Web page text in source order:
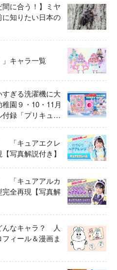
間に合う！】ミヤ
知りたい日本の
」キャラ一覧
ぎる洗濯機に大
園９・10・11月
録「プリキュ
」
「キュアエクレ
写真解説付き】
「キュアアルカ
全再現【写真解
んなキャラ？ 人
ィール＆漫画ま